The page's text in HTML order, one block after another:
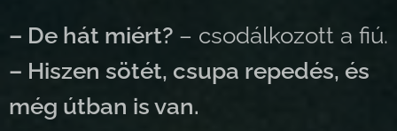
– De hát miért? – csodálkozott a fiú.
– Hiszen sötét, csupa repedés, és
még útban is van.